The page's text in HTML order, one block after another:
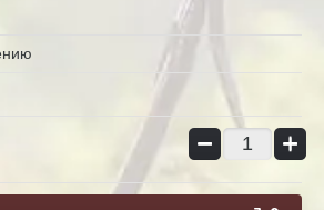
− +